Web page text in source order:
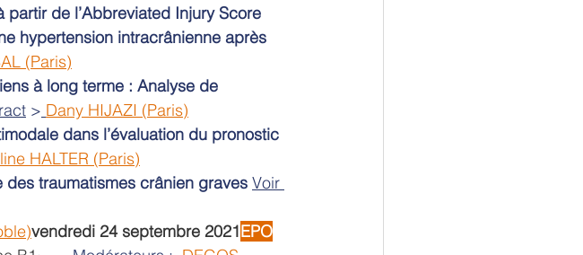
de l’Abbreviated Injury Score
hypertension intracrânienne après
(Paris)
à long terme : Analyse de
> Dany HIJAZI (Paris)
dans l’évaluation du pronostic
HALTER (Paris)
traumatismes crânien graves Voir
vendredi 24 septembre 2021EPO